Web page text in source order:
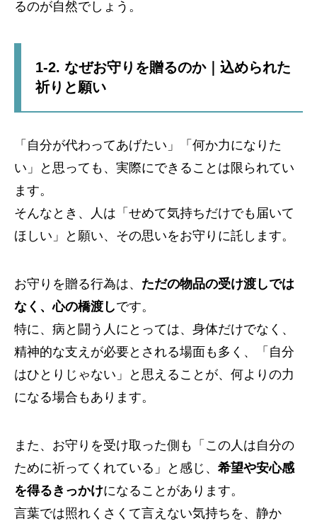
るのが自然でしょう。
1-2. なぜお守りを贈るのか｜込められた
祈りと願い
「自分が代わってあげたい」「何か力になりた
い」と思っても、実際にできることは限られてい
ます。
そんなとき、人は「せめて気持ちだけでも届いて
ほしい」と願い、その思いをお守りに託します。
お守りを贈る行為は、 ただの物品の受け渡しでは
なく、心の橋渡しです。
特に、病と闘う人にとっては、身体だけでなく、
精神的な支えが必要とされる場面も多く、「自分
はひとりじゃない」と思えることが、何よりの力
になる場合もあります。
また、お守りを受け取った側も「この人は自分の
ために祈ってくれている」と感じ、 希望や安心感
を得るきっかけになることがあります。
言葉では照れくさくて言えない気持ちを、静か